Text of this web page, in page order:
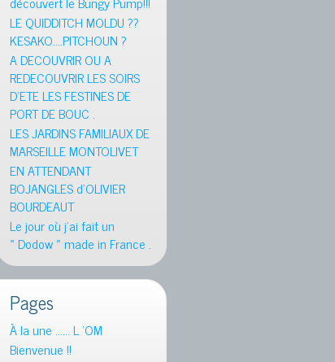
LE QUIDDITCH MOLDU ??
KESAKO….PITCHOUN ?
A DECOUVRIR OU A
REDECOUVRIR LES SOIRS
D’ETE LES FESTINES DE
PORT DE BOUC .
LES JARDINS FAMILIAUX DE
MARSEILLE MONTOLIVET
EN ATTENDANT
BOJANGLES d’OLIVIER
BOURDEAUT
Le jour où j’ai fait un
« Dodow » made in France .
Pages
À la une …… L ‘OM
Bienvenue !!